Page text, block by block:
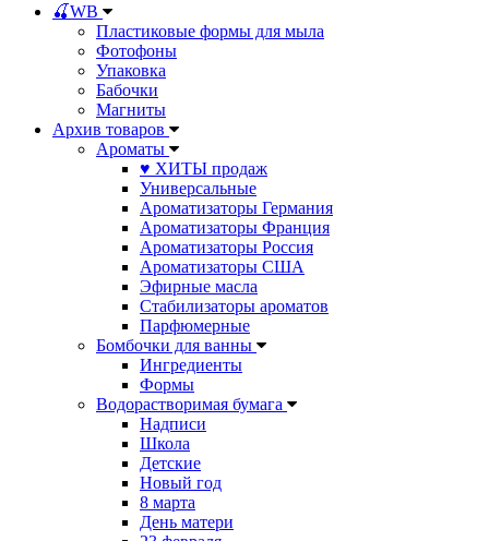
🍒WB
Пластиковые формы для мыла
Фотофоны
Упаковка
Бабочки
Магниты
Архив товаров
Ароматы
♥ ХИТЫ продаж
Универсальные
Ароматизаторы Германия
Ароматизаторы Франция
Ароматизаторы Россия
Ароматизаторы США
Эфирные масла
Стабилизаторы ароматов
Парфюмерные
Бомбочки для ванны
Ингредиенты
Формы
Водорастворимая бумага
Надписи
Школа
Детские
Новый год
8 марта
День матери